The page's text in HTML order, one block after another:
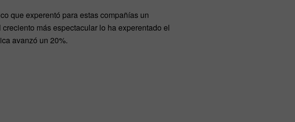
que experentó para estas compañías un
más espectacular lo ha experentado el
avanzó un 20%.